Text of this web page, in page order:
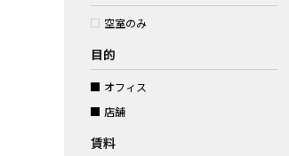
空室のみ
目的
オフィス
店舗
賃料